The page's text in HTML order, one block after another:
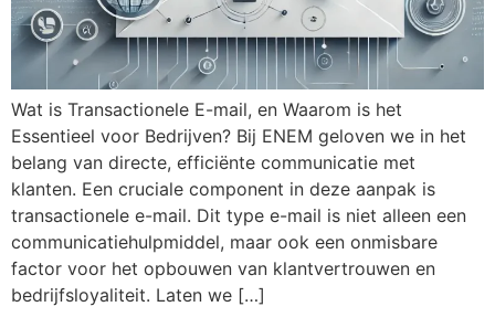
Wat is Transactionele E-mail, en Waarom is het
Essentieel voor Bedrijven? Bij ENEM geloven we in het
belang van directe, efficiënte communicatie met
klanten. Een cruciale component in deze aanpak is
transactionele e-mail. Dit type e-mail is niet alleen een
communicatiehulpmiddel, maar ook een onmisbare
factor voor het opbouwen van klantvertrouwen en
bedrijfsloyaliteit. Laten we […]